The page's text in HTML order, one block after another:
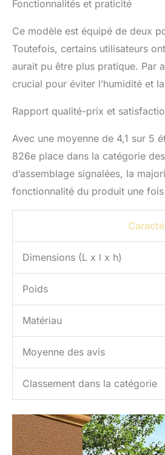
Fonctionnalités et praticité
Ce modèle est équipé de deux
Toutefois, certains utilisateurs
aurait pu être plus pratique. Par
crucial pour éviter l’humidité et
Rapport qualité-prix et
Avec une moyenne de 4,1 sur 5
826e place dans la catégorie
d’assemblage signalées, la
fonctionnalité du produit une
Dimensions (L x l x h)
Poids
Matériau
Moyenne des avis
Classement dans la catégorie